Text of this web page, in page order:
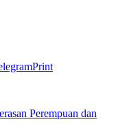
Print
Perempuan dan